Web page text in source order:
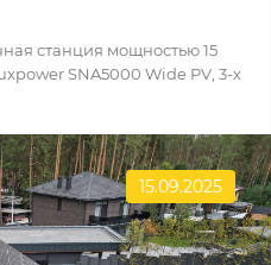
станция мощностью 15
SNA5000 Wide PV, 3-х
15.09.2025